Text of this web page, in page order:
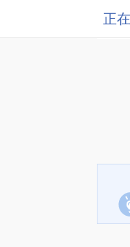
正